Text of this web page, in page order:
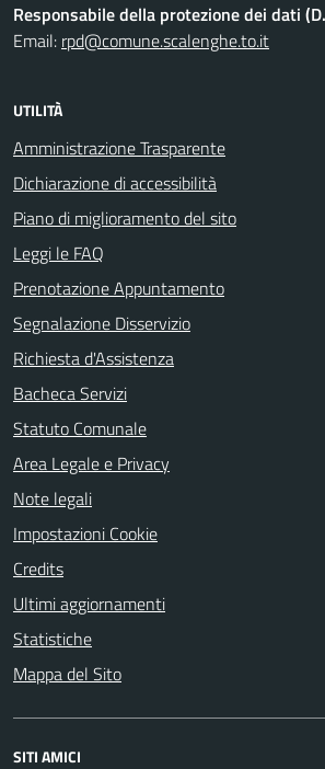
Responsabile della protezione dei dati
Email: rpd@comune.scalenghe.to.it
UTILITÀ
Amministrazione Trasparente
Dichiarazione di accessibilità
Piano di miglioramento del sito
Leggi le FAQ
Prenotazione Appuntamento
Segnalazione Disservizio
Richiesta d'Assistenza
Bacheca Servizi
Statuto Comunale
Area Legale e Privacy
Note legali
Impostazioni Cookie
Credits
Ultimi aggiornamenti
Statistiche
Mappa del Sito
SITI AMICI